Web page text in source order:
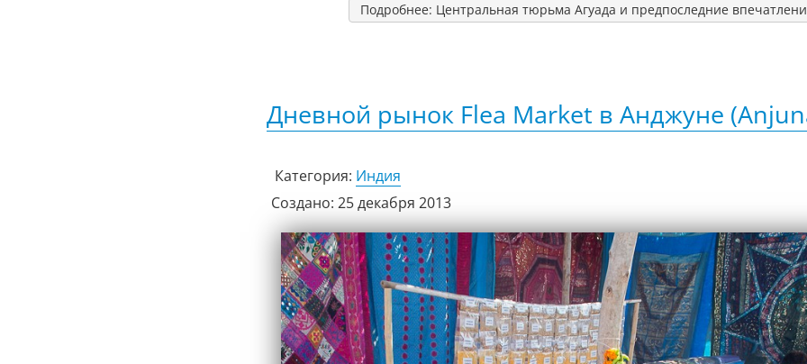
Подробнее: Центральная тюрьма Агуада и предпоследние
Дневной рынок Flea Market в Анджуне
Категория: Индия
Создано: 25 декабря 2013